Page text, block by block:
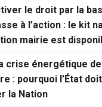
le droit par la
à l’action : le kit
mairie est
crise énergétique
: pourquoi l’État
la Nation